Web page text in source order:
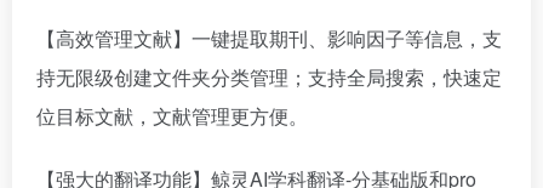
【高效管理文献】一键提取期刊、影响因子等信息，支
持无限级创建文件夹分类管理；支持全局搜索，快速定
位目标文献，文献管理更方便。
【强大的翻译功能】鲸灵AI学科翻译-分基础版和pro